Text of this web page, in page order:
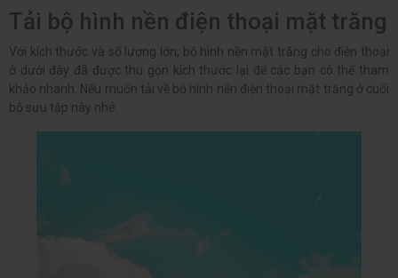
Tải bộ hình nền điện thoại mặt trăng
Với kích thước và số lượng lớn, bộ hình nền mặt trăng cho điện thoại
ở dưới đây đã được thu gọn kích thước lại để các bạn có thể tham
khảo nhanh. Nếu muốn tải về bộ hình nền điện thoại mặt trăng ở cuối
bộ sưu tập này nhé.